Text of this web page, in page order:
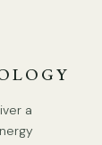
Roségold,
a